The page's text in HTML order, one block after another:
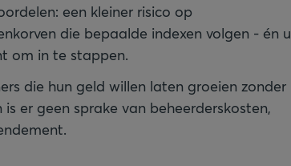
een kleiner risico op
die bepaalde indexen volgen - én u
om in te stappen.
die hun geld willen laten groeien zonder
er geen sprake van beheerderskosten,